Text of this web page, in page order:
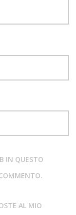
IN QUESTO
AL MIO